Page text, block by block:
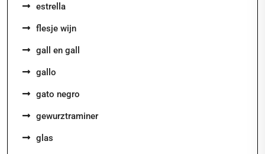
estrella
flesje wijn
gall en gall
gallo
gato negro
gewurztraminer
glas